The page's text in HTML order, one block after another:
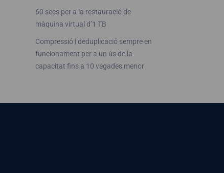
60 secs per a la restauració de
màquina virtual d’1 TB
Compressió i deduplicació sempre en
funcionament per a un ús de la
capacitat fins a 10 vegades menor